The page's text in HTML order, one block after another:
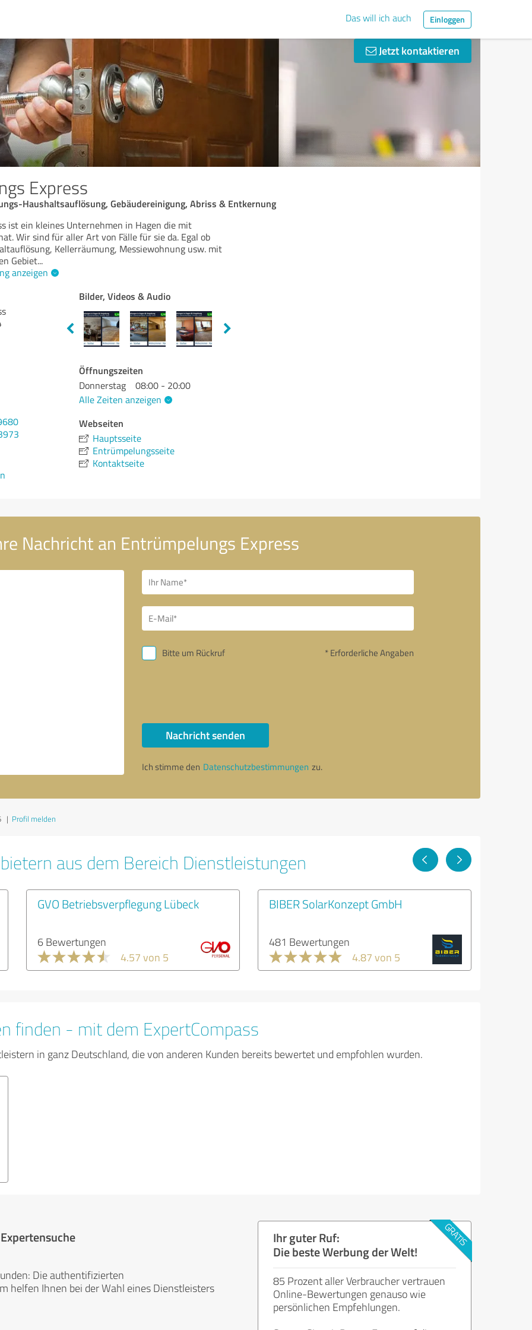
Das will ich auch Einloggen
Jetzt kontaktieren
Express
Haushaltsauflösung, Gebäudereinigung, Abriss & Entkernung
ist ein kleines Unternehmen in Hagen die mit
Wir sind für aller Art von Fälle für sie da. Egal ob
Kellerräumung, Messiewohnung usw. mit
Gebiet...
anzeigen
Bilder, Videos & Audio
Öffnungszeiten
Donnerstag
08:00 - 20:00
Alle Zeiten anzeigen
Webseiten
Hauptsseite
Entrümpelungsseite
Kontaktseite
Nachricht an Entrümpelungs Express
Bitte um Rückruf * Erforderliche Angaben
Nachricht senden
Ich stimme den Datenschutzbestimmungen zu.
| Profil melden
aus dem Bereich Dienstleistungen
GVO Betriebsverpflegung Lübeck
6 Bewertungen
4.57 von 5
BIBER SolarKonzept GmbH
481 Bewertungen
4.87 von 5
finden - mit dem ExpertCompass
in ganz Deutschland, die von anderen Kunden bereits bewertet und empfohlen wurden.
Die authentifizierten
helfen Ihnen bei der Wahl eines Dienstleisters
Ihr guter Ruf:
Die beste Werbung der Welt!
85 Prozent aller Verbraucher vertrauen
Online-Bewertungen genauso wie
persönlichen Empfehlungen.